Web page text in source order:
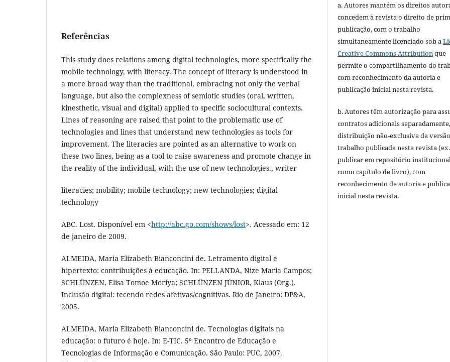
Referências
This study does relations among digital technologies, more specifically the
mobile technology, with literacy. The concept of literacy is understood in
a more broad way than the traditional, embracing not only the verbal
language, but also the complexness of semiotic studies (oral, written,
kinesthetic, visual and digital) applied to specific sociocultural contexts.
Lines of reasoning are raised that point to the problematic use of
technologies and lines that understand new technologies as tools for
improvement. The literacies are pointed as an alternative to work on
these two lines, being as a tool to raise awareness and promote change in
the reality of the individual, with the use of new technologies., writer
literacies; mobility; mobile technology; new technologies; digital
technology
ABC. Lost. Disponível em <http://abc.go.com/shows/lost>. Acessado em: 12
de janeiro de 2009.
ALMEIDA, Maria Elizabeth Bianconcini de. Letramento digital e
hipertexto: contribuições à educação. In: PELLANDA, Nize Maria Campos;
SCHLÜNZEN, Elisa Tomoe Moriya; SCHLÜNZEN JÚNIOR, Klaus (Org.).
Inclusão digital: tecendo redes afetivas/cognitivas. Rio de Janeiro: DP&A,
2005.
ALMEIDA, Maria Elizabeth Bianconcini de. Tecnologias digitais na
educação: o futuro é hoje. In: E-TIC. 5º Encontro de Educação e
Tecnologias de Informação e Comunicação. São Paulo: PUC, 2007.
a. Autores mantém os direitos
concedem à revista o direito de
publicação, com o trabalho
simultaneamente licenciado sob a
Creative Commons Attributionque
permite o compartilhamento do
com reconhecimento da autoria e
publicação inicial nesta revista.
b. Autores têm autorização para
contratos adicionais
distribuição não-exclusiva da
trabalho publicada nesta revista
publicar em repositório
como capítulo de livro), com
reconhecimento de autoria e
inicial nesta revista.